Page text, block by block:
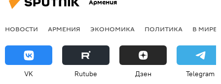
Армения
НОВОСТИ АРМЕНИЯ ЭКОНОМИКА ПОЛИТИКА В МИРЕ
VK Rutube Дзен Telegram